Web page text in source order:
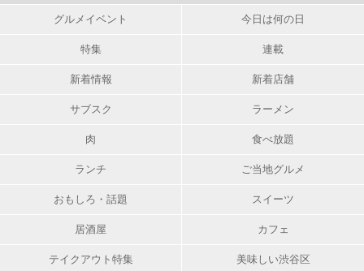
グルメイベント 今日は何の日
特集 連載
新着情報 新着店舗
サブスク ラーメン
肉 食べ放題
ランチ ご当地グルメ
おもしろ・話題 スイーツ
居酒屋 カフェ
テイクアウト特集 美味しい渋谷区